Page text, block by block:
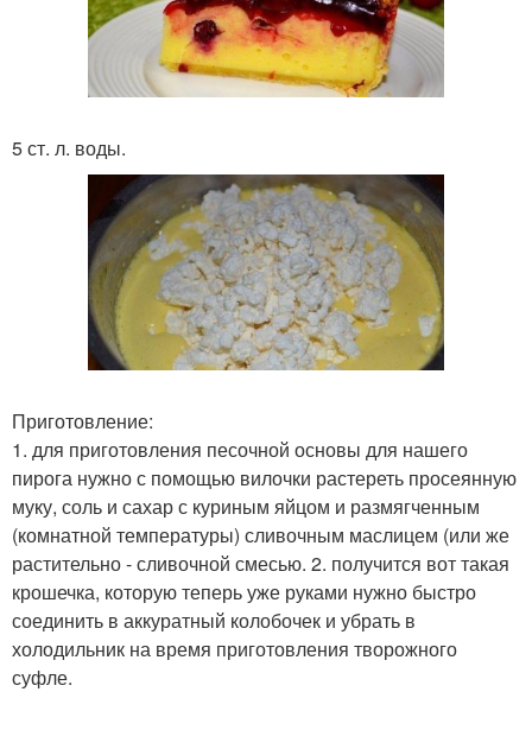
5 ст. л. воды.
Приготовление:
1. для приготовления песочной основы для нашего
пирога нужно с помощью вилочки растереть просеянную
муку, соль и сахар с куриным яйцом и размягченным
(комнатной температуры) сливочным маслицем (или же
растительно - сливочной смесью. 2. получится вот такая
крошечка, которую теперь уже руками нужно быстро
соединить в аккуратный колобочек и убрать в
холодильник на время приготовления творожного
суфле.